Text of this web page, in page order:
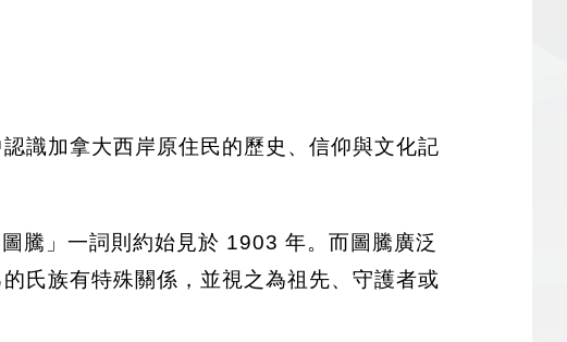
識加拿大西岸原住民的歷史、信仰與文化記
騰」一詞則約始見於 1903 年。而圖騰廣泛
氏族有特殊關係，並視之為祖先、守護者或